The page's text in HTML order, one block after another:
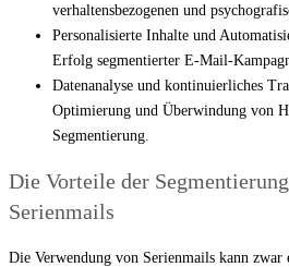
verhaltensbezogenen und
Personalisierte Inhalte und
Erfolg segmentierter E-Mail-
Datenanalyse und kontinuierliches
Optimierung und Überwindung von
Segmentierung.
Die Vorteile der
Serienmails
Die Verwendung von Serienmails kann zwar